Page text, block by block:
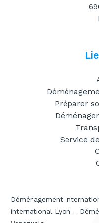
Préparer
Service
Déménagement
international Lyon –